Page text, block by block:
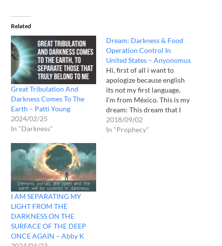
Related
Great Tribulation And
Darkness Comes To The
Earth – Patti Young
2024/02/25
In "Darkness"
Dream: Darkness & Food
Operation Control In
United States – Anyonomus
Hi, first of all i want to
apologize because english
its not my first language,
I'm from México. This is my
dream: This dream that I
have it's in the United
States because all the signs
2018/09/02
In "Prophecy"
I AM SEPARATING MY
LIGHT FROM THE
DARKNESS ON THE
SURFACE OF THE DEEP
ONCE AGAIN – Abby K